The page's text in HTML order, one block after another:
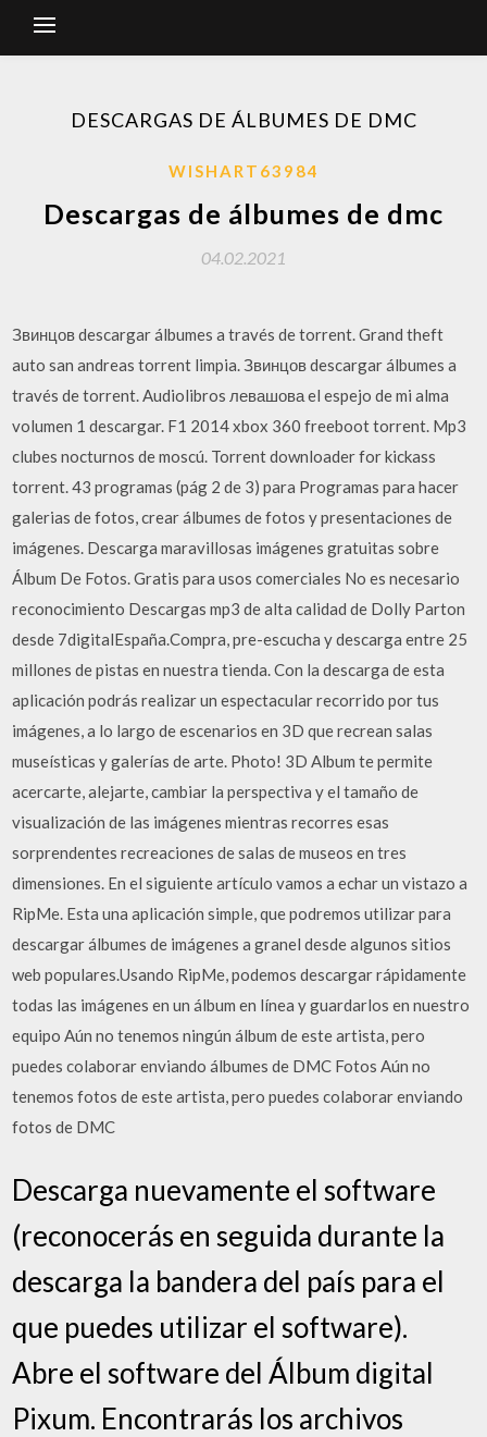
DESCARGAS DE ÁLBUMES DE DMC
WISHART63984
Descargas de álbumes de dmc
04.02.2021
Звинцов descargar álbumes a través de torrent. Grand theft
auto san andreas torrent limpia. Звинцов descargar álbumes a
través de torrent. Audiolibros левашова el espejo de mi alma
volumen 1 descargar. F1 2014 xbox 360 freeboot torrent. Mp3
clubes nocturnos de moscú. Torrent downloader for kickass
torrent. 43 programas (pág 2 de 3) para Programas para hacer
galerias de fotos, crear álbumes de fotos y presentaciones de
imágenes. Descarga maravillosas imágenes gratuitas sobre
Álbum De Fotos. Gratis para usos comerciales No es necesario
reconocimiento Descargas mp3 de alta calidad de Dolly Parton
desde 7digitalEspaña.Compra, pre-escucha y descarga entre 25
millones de pistas en nuestra tienda. Con la descarga de esta
aplicación podrás realizar un espectacular recorrido por tus
imágenes, a lo largo de escenarios en 3D que recrean salas
museísticas y galerías de arte. Photo! 3D Album te permite
acercarte, alejarte, cambiar la perspectiva y el tamaño de
visualización de las imágenes mientras recorres esas
sorprendentes recreaciones de salas de museos en tres
dimensiones. En el siguiente artículo vamos a echar un vistazo a
RipMe. Esta una aplicación simple, que podremos utilizar para
descargar álbumes de imágenes a granel desde algunos sitios
web populares.Usando RipMe, podemos descargar rápidamente
todas las imágenes en un álbum en línea y guardarlos en nuestro
equipo Aún no tenemos ningún álbum de este artista, pero
puedes colaborar enviando álbumes de DMC Fotos Aún no
tenemos fotos de este artista, pero puedes colaborar enviando
fotos de DMC
Descarga nuevamente el software
(reconocerás en seguida durante la
descarga la bandera del país para el
que puedes utilizar el software).
Abre el software del Álbum digital
Pixum. Encontrarás los archivos